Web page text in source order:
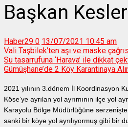
Başkan
Haber29 0 13/07/2021 10:45 am
Vali Taşbilek’ten aşı ve maske
Su tasarrufuna ‘Harava’ ile dikkat
Gümüşhane’de 2 Köy Karantinaya
2021 yılının 3.dönem İl Koordinasyon
Köse’ye ayrılan yol ayrımının ilçe yol
Karayolu Bölge Müdürlüğüne serzenişte
sanki bir köye yol ayrılıyormuş gibi bir